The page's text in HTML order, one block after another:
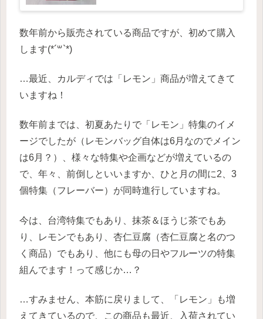
数年前から販売されている商品ですが、初めて購入
します(*´꒳`*)
…最近、カルディでは「レモン」商品が増えてきて
いますね！
数年前までは、初夏あたりで「レモン」特集のイメ
ージでしたが（レモンバッグ自体は6月なのでメイン
は6月？）、様々な特集や企画などが増えているの
で、年々、前倒しといいますか、ひと月の間に2、3
個特集（フレーバー）が同時進行していますね。
今は、台湾特集でもあり、抹茶＆ほうじ茶でもあ
り、レモンでもあり、杏仁豆腐（杏仁豆腐と名のつ
く商品）でもあり、他にも母の日やフルーツの特集
組んでます！って感じか…？
…すみません、本筋に戻りまして、「レモン」も増
えてきているので、この商品も最近、入荷されてい